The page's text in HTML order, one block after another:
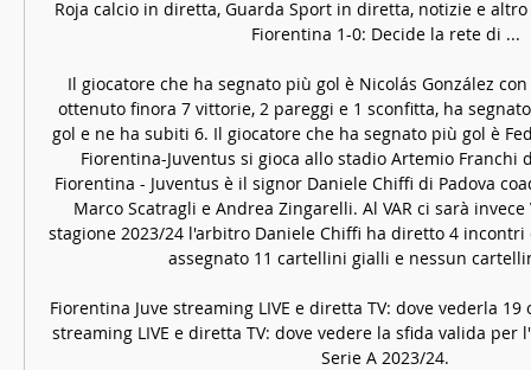
Roja calcio in diretta, Guarda Sport in diretta, notizie e altro
Fiorentina 1-0: Decide la rete di ...
Il giocatore che ha segnato più gol è Nicolás González
ottenuto finora 7 vittorie, 2 pareggi e 1 sconfitta, ha
gol e ne ha subiti 6. Il giocatore che ha segnato più gol è
Fiorentina-Juventus si gioca allo stadio Artemio Franchi
Fiorentina - Juventus è il signor Daniele Chiffi di Padova
Marco Scatragli e Andrea Zingarelli. Al VAR ci sarà
stagione 2023/24 l'arbitro Daniele Chiffi ha diretto 4
assegnato 11 cartellini gialli e nessun
Fiorentina Juve streaming LIVE e diretta TV: dove vederla
streaming LIVE e diretta TV: dove vedere la sfida valida
Serie A 2023/24.